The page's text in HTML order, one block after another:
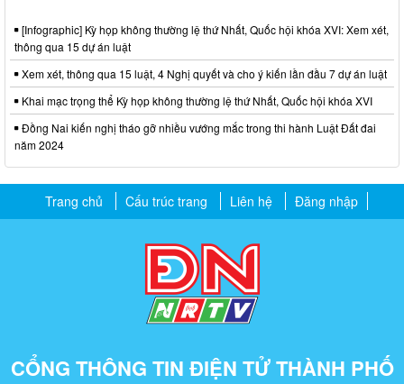
[Infographic] Kỳ họp không thường lệ thứ Nhất, Quốc hội khóa XVI: Xem xét,
thông qua 15 dự án luật
Xem xét, thông qua 15 luật, 4 Nghị quyết và cho ý kiến lần đầu 7 dự án luật
Khai mạc trọng thể Kỳ họp không thường lệ thứ Nhất, Quốc hội khóa XVI
Đồng Nai kiến nghị tháo gỡ nhiều vướng mắc trong thi hành Luật Đất đai
năm 2024
Trang chủ Cấu trúc trang Liên hệ Đăng nhập
CỔNG THÔNG TIN ĐIỆN TỬ THÀNH PHỐ